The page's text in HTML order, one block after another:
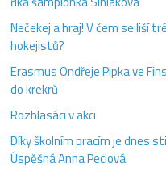
Nečekej a hraj! V čem se liší
hokejistů?
Erasmus Ondřeje Pipka ve
do krekrů
Rozhlasáci v akci
Díky školním pracím je dnes
Úspěšná Anna Peclová